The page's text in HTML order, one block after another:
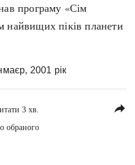
Княжа доба
Козацька доба
Україна радянська
Україна незалежна
ЗНО
програму «Сім
піків планети
2001 рік
3 хв.
обраного
reply